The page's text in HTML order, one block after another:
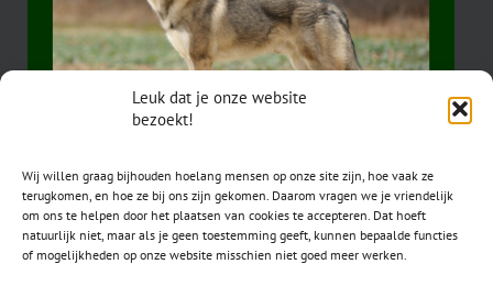
Leuk dat je onze website
bezoekt!
Wij willen graag bijhouden hoelang mensen op onze site zijn, hoe vaak ze
terugkomen, en hoe ze bij ons zijn gekomen. Daarom vragen we je vriendelijk
om ons te helpen door het plaatsen van cookies te accepteren. Dat hoeft
natuurlijk niet, maar als je geen toestemming geeft, kunnen bepaalde functies
of mogelijkheden op onze website misschien niet goed meer werken.